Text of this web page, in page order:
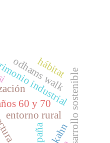
españa
60 y 70
industrialdesarrollo sostenible
entorno rural
odhams walk
hábitat